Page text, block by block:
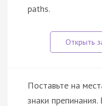
paths.
Поставьте на
знаки